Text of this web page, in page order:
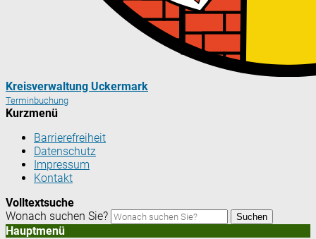
Kreisverwaltung Uckermark
Terminbuchung
Kurzmenü
Barrierefreiheit
Datenschutz
Impressum
Kontakt
Volltextsuche
Wonach suchen Sie?
Suchen
Hauptmenü